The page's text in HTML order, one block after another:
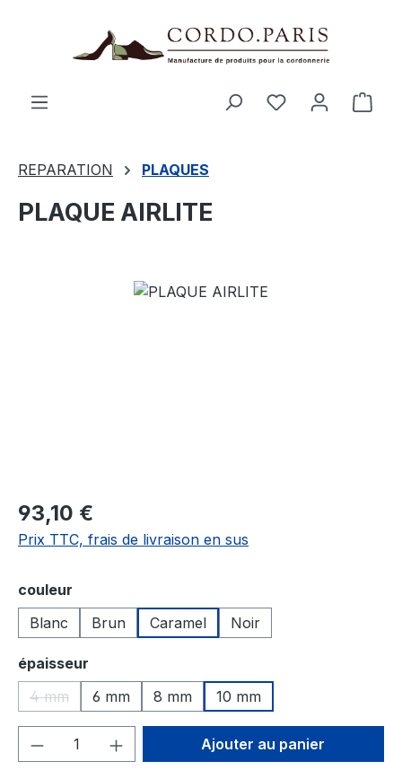
Le
REPARATION PLAQUES
PLAQUE AIRLITE
Ignorer la galerie d'images
93,10 €
Prix TTC, frais de livraison en sus
Sélectionnez
couleur
Blanc
Brun Caramel Noir
Sélectionnez
épaisseur
4 mm
(Cette option n'est pas disponible pour le moment.)
6 mm 8 mm 10 mm
Quantité de produit : Entrez la
Ajouter au panier